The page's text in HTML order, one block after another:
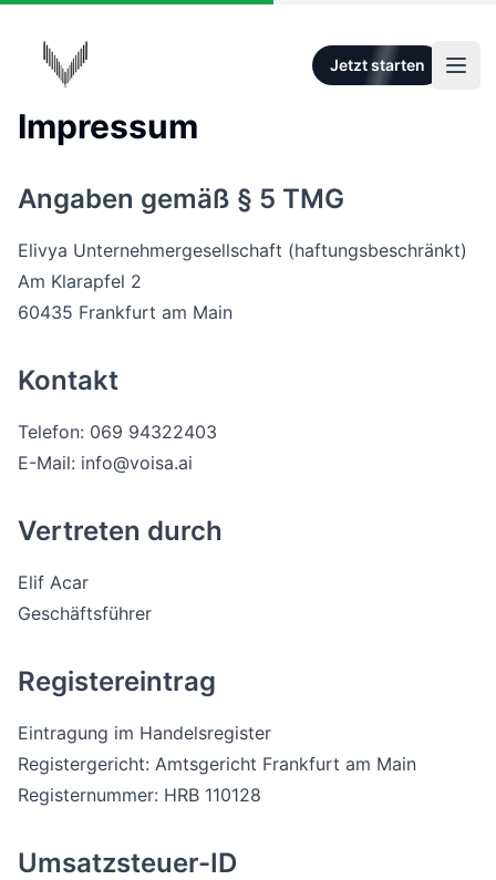
VOISA
Jetzt starten
Impressum
Angaben gemäß § 5 TMG
Elivya Unternehmergesellschaft (haftungsbeschränkt)
Am Klarapfel 2
60435 Frankfurt am Main
Kontakt
Telefon: 069 94322403
E-Mail: info@voisa.ai
Vertreten durch
Elif Acar
Geschäftsführer
Registereintrag
Eintragung im Handelsregister
Registergericht: Amtsgericht Frankfurt am Main
Registernummer: HRB 110128
Umsatzsteuer-ID